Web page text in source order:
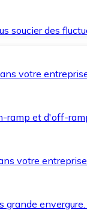
soucier des
votre
ramp et d'off-
votre
grande